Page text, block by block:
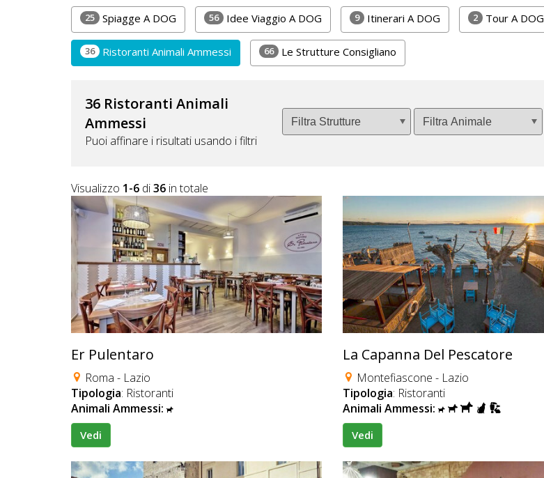
CHIEDI
CODICE
SCONTO
Tutorial
Inserisci
Registrati
25 Spiagge A DOG 56 Idee Viaggio A DOG 9 Itinerari A DOG 2 Tour A DOG
36 Ristoranti Animali Ammessi 66 Le Strutture Consigliano
36 Ristoranti Animali
Ammessi
Puoi affinare i risultati usando i filtri
Visualizzo 1-6 di36 in totale
Er Pulentaro
Roma - Lazio
Tipologia: Ristoranti
Animali Ammessi:
Vedi
La Capanna Del Pescatore
Montefiascone - Lazio
Tipologia: Ristoranti
Animali Ammessi:
Vedi